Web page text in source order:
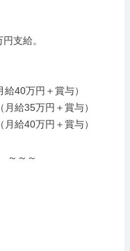
支給。
40万円＋賞与）
給35万円＋賞与）
給40万円＋賞与）
～～～